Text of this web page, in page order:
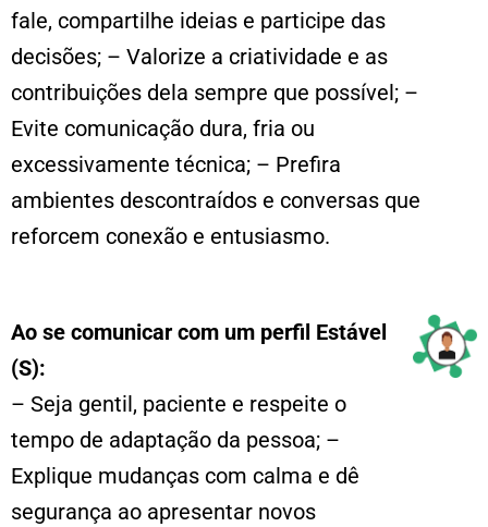
fale, compartilhe ideias e participe das
decisões; – Valorize a criatividade e as
contribuições dela sempre que possível; –
Evite comunicação dura, fria ou
excessivamente técnica; – Prefira
ambientes descontraídos e conversas que
reforcem conexão e entusiasmo.
Ao se comunicar com um perfil Estável
(S):
– Seja gentil, paciente e respeite o
tempo de adaptação da pessoa; –
Explique mudanças com calma e dê
segurança ao apresentar novos